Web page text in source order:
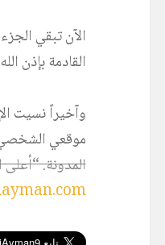
الآن تبقي
القادمة بإذن
وآخيراً نسيت
موقعي
المدونة.